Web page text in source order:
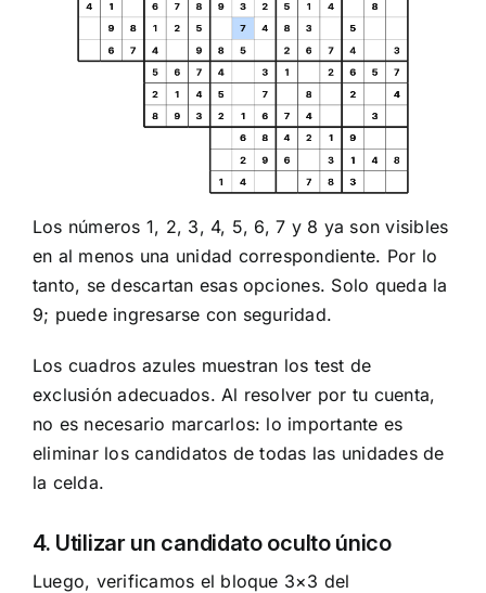
Los números 1, 2, 3, 4, 5, 6, 7 y 8 ya son visibles
en al menos una unidad correspondiente. Por lo
tanto, se descartan esas opciones. Solo queda la
9; puede ingresarse con seguridad.
Los cuadros azules muestran los test de
exclusión adecuados. Al resolver por tu cuenta,
no es necesario marcarlos: lo importante es
eliminar los candidatos de todas las unidades de
la celda.
4. Utilizar un candidato oculto único
Luego, verificamos el bloque 3×3 del